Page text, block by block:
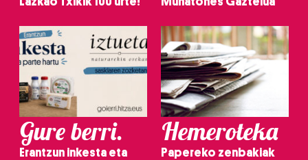
Gure berri.
Erantzun inkesta eta
Hemeroteka
Papereko zenbakiak